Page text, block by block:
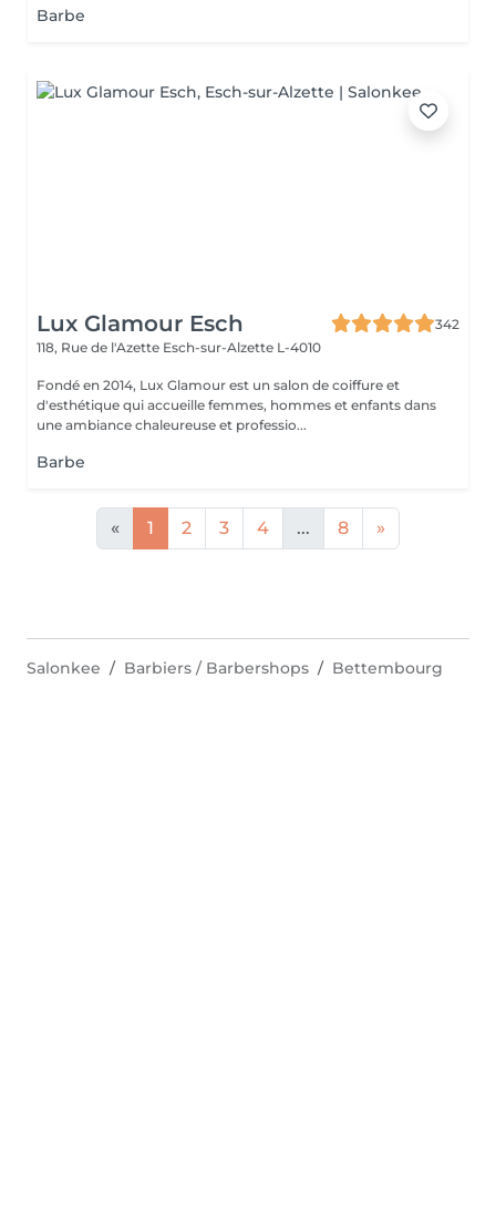
Barbe
Lux Glamour Esch
342
118, Rue de l'Azette Esch-sur-Alzette L-4010
Fondé en 2014, Lux Glamour est un salon de coiffure et
d'esthétique qui accueille femmes, hommes et enfants dans
une ambiance chaleureuse et professio...
Barbe
« 1 2 3 4 ... 8 »
Salonkee Barbiers / Barbershops Bettembourg